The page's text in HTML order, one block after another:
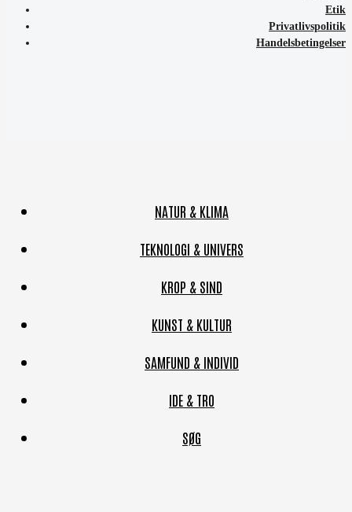
Etik
Privatlivspolitik
Handelsbetingelser
NATUR & KLIMA
TEKNOLOGI & UNIVERS
KROP & SIND
KUNST & KULTUR
SAMFUND & INDIVID
IDE & TRO
SØG